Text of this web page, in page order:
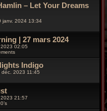
– Let Your Dreams
janv. 2024 13:34
| 27 mars 2024
02:05
Indigo
déc. 2023 11:45
21:57